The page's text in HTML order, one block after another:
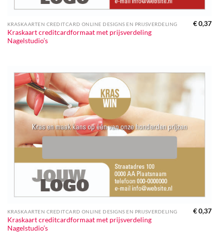
KRASKAARTEN CREDITCARD ONLINE DESIGNS EN PRIJSVERDELING
Kraskaart creditcardformaat met prijsverdeling
Nagelstudio’s
€0,37
KRASKAARTEN CREDITCARD ONLINE DESIGNS EN PRIJSVERDELING
Kraskaart creditcardformaat met prijsverdeling
Nagelstudio’s
€0,37